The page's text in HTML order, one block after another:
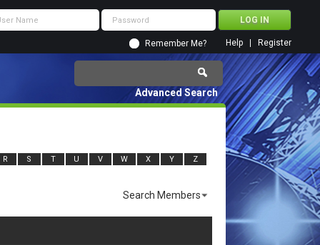
Remember Me? Register
Help
Advanced Search
R S T U V W X Y Z
Search Members